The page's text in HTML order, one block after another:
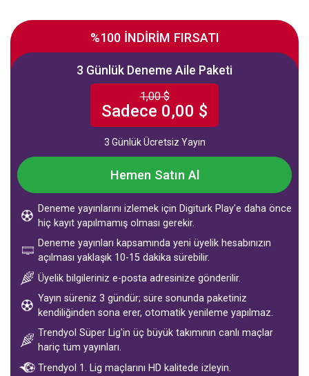
%100 İNDİRİM FIRSATI
3 Günlük Deneme Aile Paketi
1,00 $
Sadece 0,00 $
3 Günlük Ücretsiz Yayın
Hemen Satın Al
Deneme yayınlarını izlemek için Digiturk Play'e daha önce
hiç kayıt yapılmamış olması gerekir.
Deneme yayınları kapsamında yeni üyelik hesabınızın
açılması yaklaşık 10-15 dakika sürebilir.
Üyelik bilgileriniz e-posta adresinize gönderilir.
Yayın süreniz 3 gündür; süre sonunda paketiniz
kendiliğinden sona erer, otomatik yenileme yapılmaz.
Trendyol Süper Lig'in üç büyük takımının canlı maçlar
hariç tüm yayınları.
Trendyol 1. Lig maçlarını HD kalitede izleyin.